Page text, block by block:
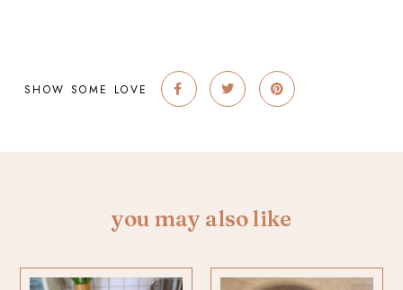
SHOW SOME LOVE
you may also like